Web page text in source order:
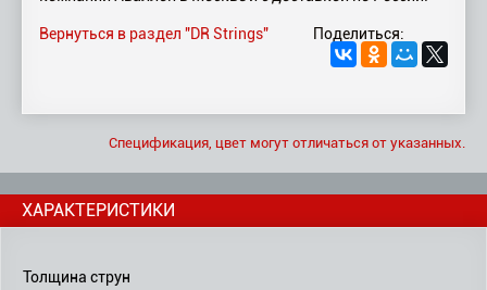
Поделиться:
Вернуться в раздел "DR Strings"
Спецификация, цвет могут отличаться от указанных.
ХАРАКТЕРИСТИКИ
Толщина струн